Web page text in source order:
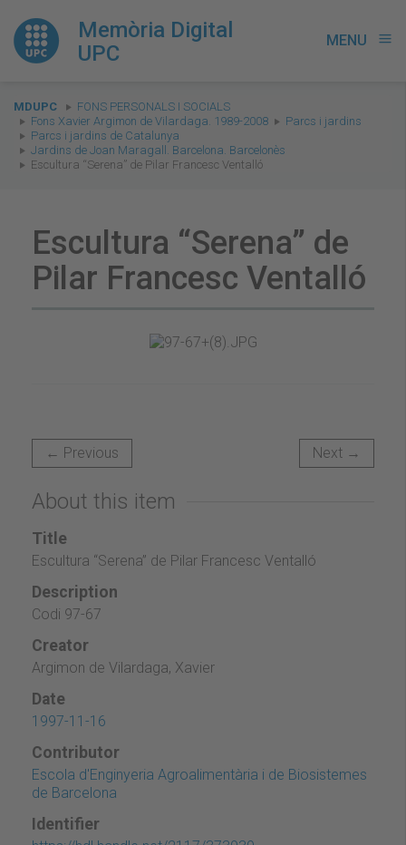
Memòria Digital
UPC
MENU menu
You
are
here:
MDUPC
FONS PERSONALS I SOCIALS
Fons Xavier Argimon de Vilardaga. 1989-2008
Parcs i jardins
Parcs i jardins de Catalunya
Jardins de Joan Maragall. Barcelona. Barcelonès
Escultura “Serena” de Pilar Francesc Ventalló
Escultura “Serena” de
Pilar Francesc Ventalló
← Previous Next →
About this item
Title
Escultura “Serena” de Pilar Francesc Ventalló
Description
Codi 97-67
Creator
Argimon de Vilardaga, Xavier
Date
1997-11-16
Contributor
Escola d'Enginyeria Agroalimentària i de Biosistemes
de Barcelona
Identifier